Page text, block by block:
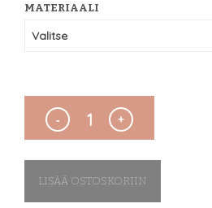
MATERIAALI
LISÄÄ OSTOSKORIIN